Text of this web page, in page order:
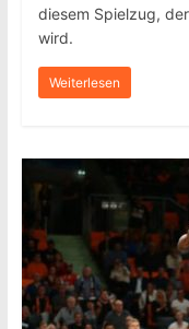
diesem Spielzug,
wird.
Weiterlesen